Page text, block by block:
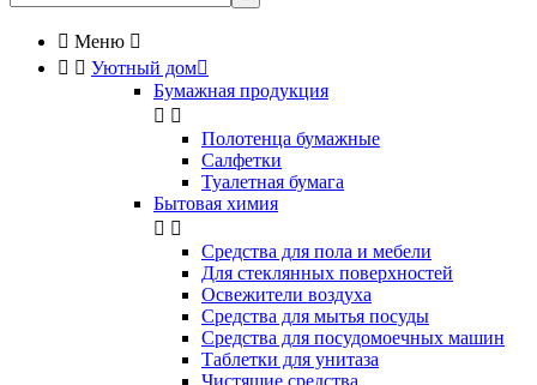
 Меню 
  Уютный дом
Бумажная продукция
 
Полотенца бумажные
Салфетки
Туалетная бумага
Бытовая химия
 
Cредства для пола и мебели
Для стеклянных поверхностей
Освежители воздуха
Средства для мытья посуды
Средства для посудомоечных машин
Таблетки для унитаза
Чистящие средства